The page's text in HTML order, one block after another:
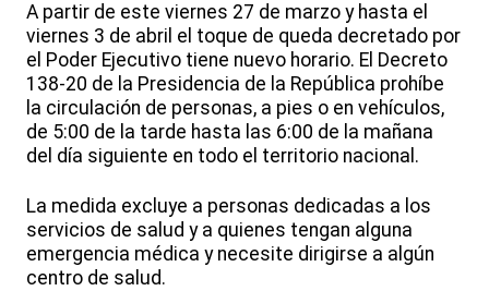
A partir de este viernes 27 de marzo y hasta el
viernes 3 de abril el toque de queda decretado por
el Poder Ejecutivo tiene nuevo horario. El Decreto
138-20 de la Presidencia de la República prohíbe
la circulación de personas, a pies o en vehículos,
de 5:00 de la tarde hasta las 6:00 de la mañana
del día siguiente en todo el territorio nacional.
La medida excluye a personas dedicadas a los
servicios de salud y a quienes tengan alguna
emergencia médica y necesite dirigirse a algún
centro de salud.